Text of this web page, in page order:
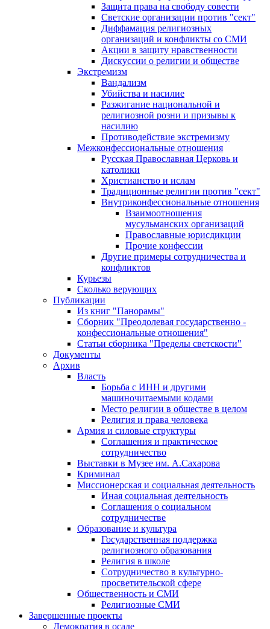
Защита права на свободу совести
Светские организации против "сект"
Диффамация религиозных
организаций и конфликты со СМИ
Акции в защиту нравственности
Дискуссии о религии и обществе
Экстремизм
Вандализм
Убийства и насилие
Разжигание национальной и
религиозной розни и призывы к
насилию
Противодействие экстремизму
Межконфессиональные отношения
Русская Православная Церковь и
католики
Христианство и ислам
Традиционные религии против "сект"
Внутриконфессиональные отношения
Взаимоотношения
мусульманских организаций
Православные юрисдикции
Прочие конфессии
Другие примеры сотрудничества и
конфликтов
Курьезы
Сколько верующих
Публикации
Из книг "Панорамы"
Сборник "Преодолевая государственно -
конфессиональные отношения"
Статьи сборника "Пределы светскости"
Документы
Архив
Власть
Борьба с ИНН и другими
машиночитаемыми кодами
Место религии в обществе в целом
Религия и права человека
Армия и силовые структуры
Соглашения и практическое
сотрудничество
Выставки в Музее им. А.Сахарова
Криминал
Миссионерская и социальная деятельность
Иная социальная деятельность
Соглашения о социальном
сотрудничестве
Образование и культура
Государственная поддержка
религиозного образования
Религия в школе
Сотрудничество в культурно-
просветительской сфере
Общественность и СМИ
Религиозные СМИ
Завершенные проекты
Демократия в осаде